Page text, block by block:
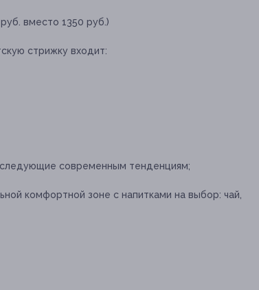
вместо 1350 руб.)
стрижку входит:
современным тенденциям;
комфортной зоне с напитками на выбор: чай,